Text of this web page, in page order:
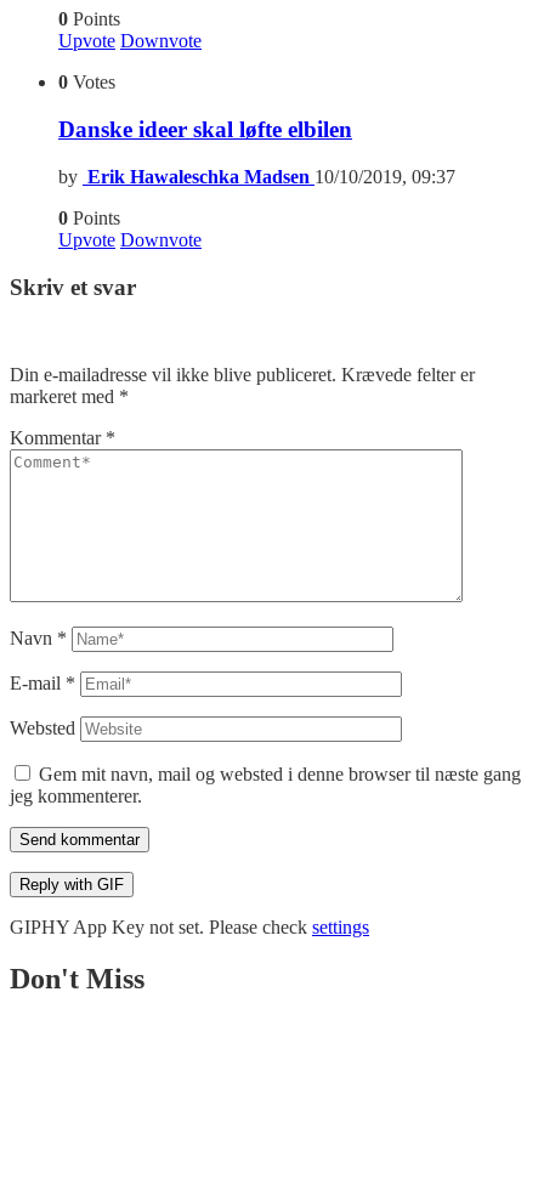
0 Points
Upvote Downvote
0 Votes
Danske ideer skal løfte elbilen
by Erik Hawaleschka Madsen 10/10/2019, 09:37
0 Points
Upvote Downvote
Skriv et svar
Din e-mailadresse vil ikke blive publiceret. Krævede felter er
markeret med *
Kommentar *
Navn *
E-mail *
Websted
Gem mit navn, mail og websted i denne browser til næste gang
jeg kommenterer.
Send kommentar
Reply with GIF
GIPHY App Key not set. Please check settings
Don't Miss